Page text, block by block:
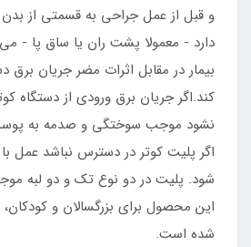
و قبل از عمل جراحی به قسمتی از
دارد - معمولا پشت ران یا ساق پا - می
بیمار در مقابل اثرات مضر جریان
کند.اگر جریان برق ورودی از دستگاه
نشود موجب سوختگی و صدمه به
اگر پلیت کوتر در دسترس نباشد عمل
شود. پلیت در دو نوع تک و دو لبه
این محصول برای بزرگسالان و کودکان،
شده است.